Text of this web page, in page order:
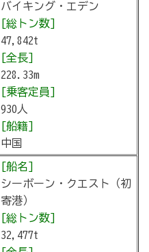
バイキング・エデン
[総トン数]
47,842t
[全長]
228.33m
[乗客定員]
930人
[船籍]
中国
[船名]
シーボーン・クエスト（初
寄港）
[総トン数]
32,477t